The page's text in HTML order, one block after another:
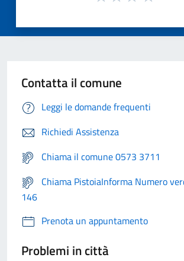
Contatta il comune
Leggi le domande frequenti
Richiedi Assistenza
Chiama il comune 0573 3711
Chiama PistoiaInforma Numero
146
Prenota un appuntamento
Problemi in città